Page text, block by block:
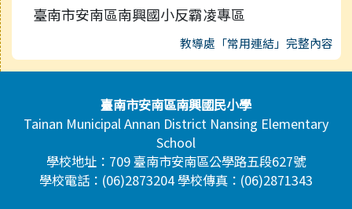
臺南市安南區南興國小反霸凌專區
教導處「常用連結」完整內容
頁尾區域內容臺南市安南區南興國民小學
Tainan Municipal Annan District Nansing Elementary
School
學校地址：709 臺南市安南區公學路五段627號
學校電話：(06)2873204 學校傳真：(06)2871343